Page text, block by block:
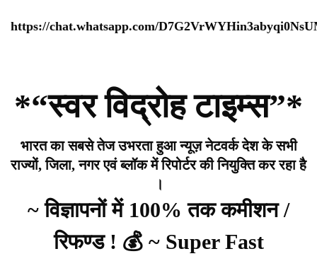
https://chat.whatsapp.com/
*“स्वर विद्रोह टाइम्स”*
भारत का सबसे तेज उभरता हुआ न्यूज़ नेटवर्क देश के सभी
राज्यों, जिला, नगर एवं ब्लॉक में रिपोर्टर की नियुक्ति कर रहा है
।
~ विज्ञापनों में 100% तक कमीशन /
रिफण्ड ! 💰 ~ Super Fast